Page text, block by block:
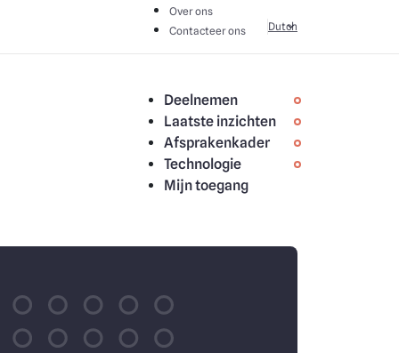
Over ons
Contacteer ons
Dutch
Deelnemen
Laatste inzichten
Afsprakenkader
Technologie
Mijn toegang